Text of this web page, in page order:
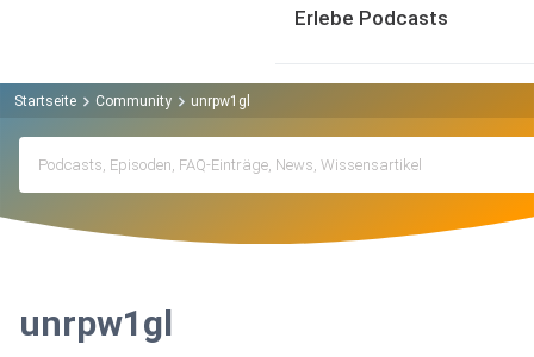
Erlebe Podcasts
Startseite Community unrpw1gl
unrpw1gl